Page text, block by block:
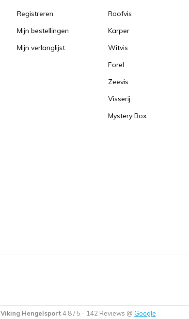
Registreren
Mijn bestellingen
Mijn verlanglijst
Roofvis
Karper
Witvis
Forel
Zeevis
Visserij
Mystery Box
Viking Hengelsport4.8/5 - 142 Reviews @ Google